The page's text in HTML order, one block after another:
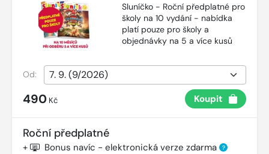
Sluníčko - Roční předplatné pro
školy na 10 vydání - nabídka
platí pouze pro školy a
objednávky na 5 a více kusů
Od:
490 Kč Koupit
Roční předplatné
+ Bonus navíc - elektronická verze zdarma ?